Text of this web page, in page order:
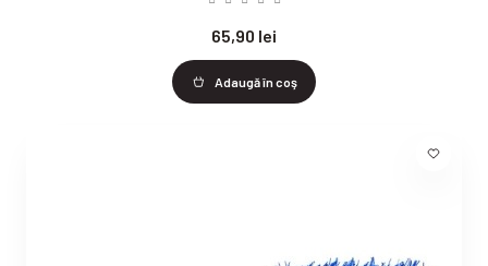
65,90 lei
Adaugă în coş